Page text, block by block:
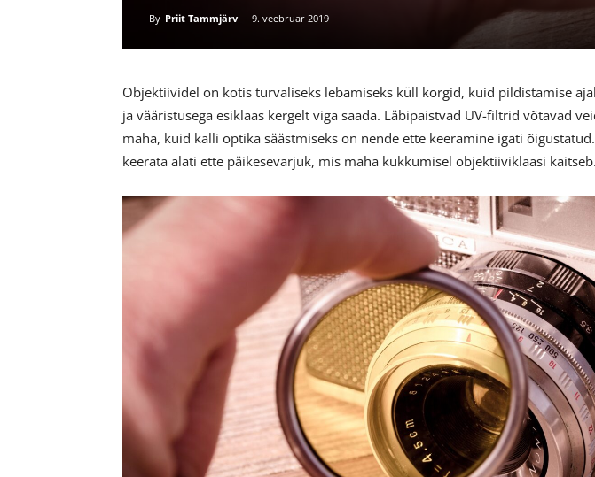
By Priit Tammjärv - 9. veebruar 2019
Objektiividel on kotis turvaliseks lebamiseks küll korgid, kuid pildistamise
ja vääristusega esiklaas kergelt viga saada. Läbipaistvad UV-filtrid võtavad
maha, kuid kalli optika säästmiseks on nende ette keeramine igati
keerata alati ette päikesevarjuk, mis maha kukkumisel objektiiviklaasi kaitseb.